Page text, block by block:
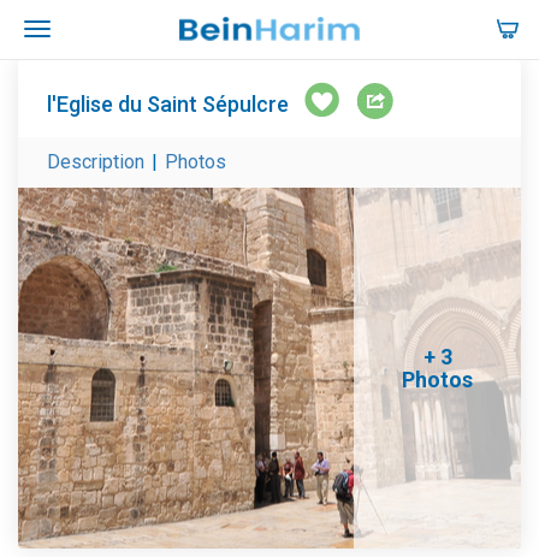
l'Eglise du Saint Sépulcre
Description | Photos
+ 3
Photos